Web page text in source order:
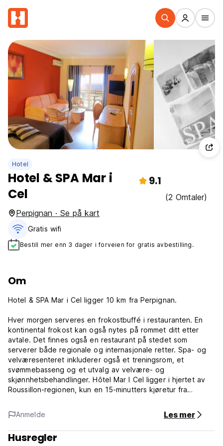
Hotel
Hotel & SPA Mar i
Cel
9.1
(2 Omtaler)
Perpignan · Se på kart
Gratis wifi‎
Bestill mer enn 3 dager i forveien for gratis avbestilling.
Om
Hotel & SPA Mar i Cel ligger 10 km fra Perpignan.
Hver morgen serveres en frokostbuffé i restauranten. En
kontinental frokost kan også nytes på rommet ditt etter
avtale. Det finnes også en restaurant på stedet som
serverer både regionale og internasjonale retter. Spa- og
velværesenteret inkluderer også et treningsrom, et
svømmebasseng og et utvalg av velvære- og
skjønnhetsbehandlinger. Hôtel Mar I Cel ligger i hjertet av
Roussillon-regionen, kun en 15-minutters kjøretur fra
320 solskinnsdager per år: dette er ikke en legende ...
40 km lange sandstrender, 20 km med steinete bukter til
den frekke skjønnheten, fiskehavner og marina ...
Anmelde Les mer
Husregler